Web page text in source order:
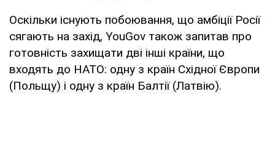
Оскільки існують побоювання, що амбіції Росії
сягають на захід, YouGov також запитав про
готовність захищати дві інші країни, що
входять до НАТО: одну з країн Східної Європи
(Польщу) і одну з країн Балтії (Латвію).